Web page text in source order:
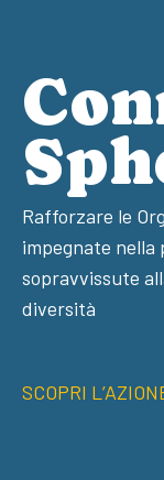
Rafforzare le
impegnate nella
sopravvissute
diversità
SCOPRI